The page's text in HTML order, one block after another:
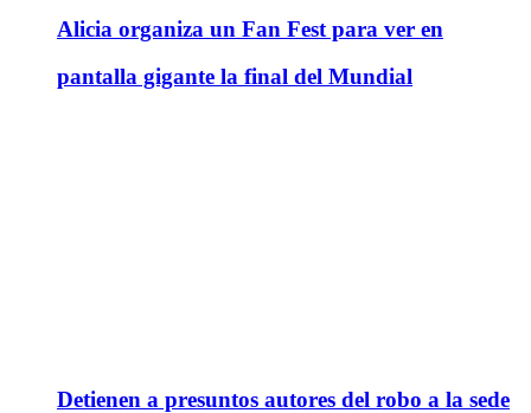
Alicia organiza un Fan Fest para ver en
pantalla gigante la final del Mundial
Detienen a presuntos autores del robo a la sede